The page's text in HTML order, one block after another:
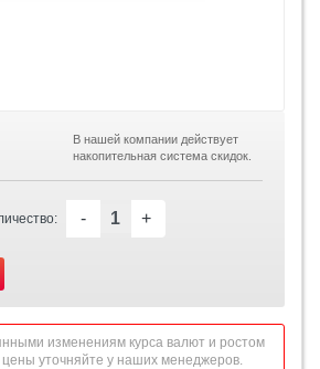
В нашей компании действует
накопительная система скидок.
- +
изменениям курса валют и ростом
уточняйте у наших менеджеров.